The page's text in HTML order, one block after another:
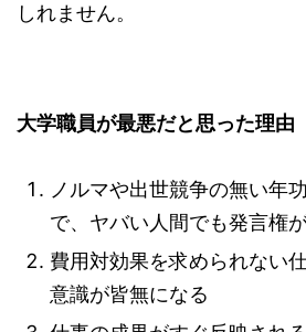
しれません。
大学職員が最悪だと思った理由
ノルマや出世競争の無い年
で、ヤバい人間でも発言権
費用対効果を求められない
意識が皆無になる